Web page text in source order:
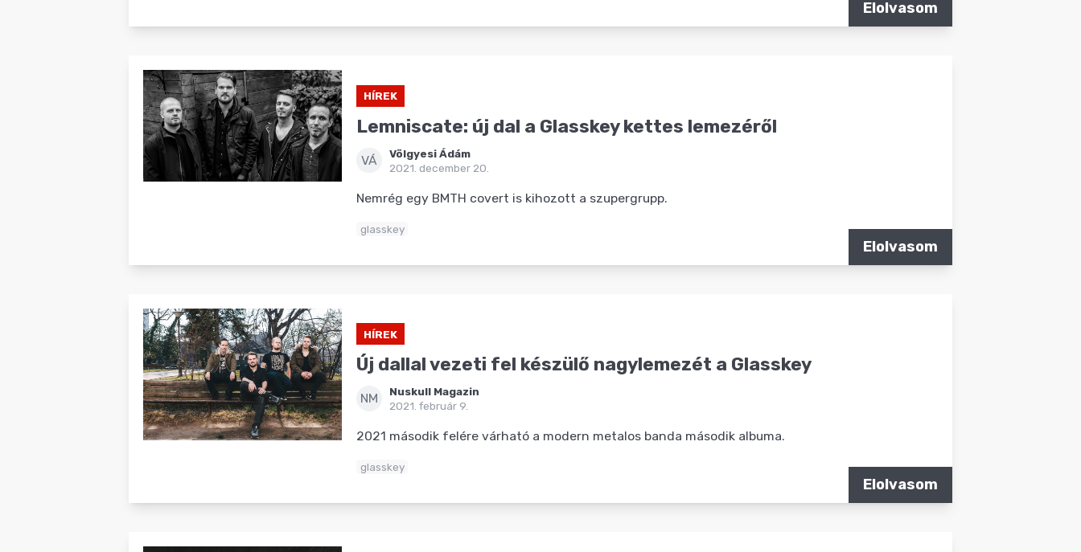
Elolvasom
HÍREK
Lemniscate: új dal a Glasskey kettes lemezéről
VÁ
Völgyesi Ádám
2021. december 20.
Nemrég egy BMTH covert is kihozott a szupergrupp.
glasskey
Elolvasom
HÍREK
Új dallal vezeti fel készülő nagylemezét a Glasskey
NM
Nuskull Magazin
2021. február 9.
2021 második felére várható a modern metalos banda második albuma.
glasskey
Elolvasom